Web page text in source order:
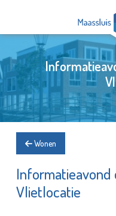
Wonen
Vlietlocatie